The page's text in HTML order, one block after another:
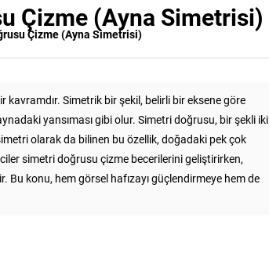
Çizme (Ayna Simetrisi)
Çizme (Ayna Simetrisi)
kavramdır. Simetrik bir şekil, belirli bir eksene göre
yansıması gibi olur. Simetri doğrusu, bir şekli iki
olarak da bilinen bu özellik, doğadaki pek çok
simetri doğrusu çizme becerilerini geliştirirken,
Bu konu, hem görsel hafızayı güçlendirmeye hem de